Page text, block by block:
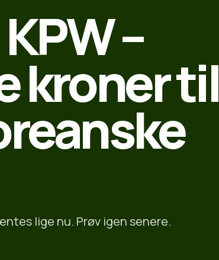
–
kroner til
lige nu. Prøv igen senere.